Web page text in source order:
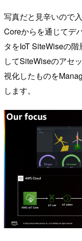
写真だと見辛いので
Coreからを通じてデ
タをIoT SiteWiseの
してSiteWiseのアセ
視化したものを
します。